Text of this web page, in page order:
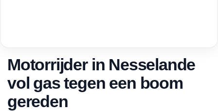
Motorrijder in Nesselande
vol gas tegen een boom
gereden